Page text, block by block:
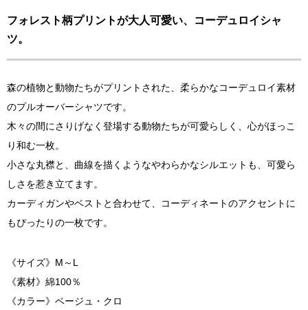
フォレスト柄プリントが大人可愛い、コーデュロイシャ
ツ。
森の植物と動物たちがプリントされた、柔らかなコーデュロイ素材
のプルオーバーシャツです。
木々の間にさりげなく登場する動物たちが可愛らしく、心がほっこ
り和む一枚。
小さな丸襟と、曲線を描くようなやわらかなシルエットも、可愛ら
しさを惹き立てます。
カーディガンやベストと合わせて、コーディネートのアクセントに
もぴったりの一枚です。
《サイズ》M～L
《素材》綿100％
《カラー》ベージュ・クロ